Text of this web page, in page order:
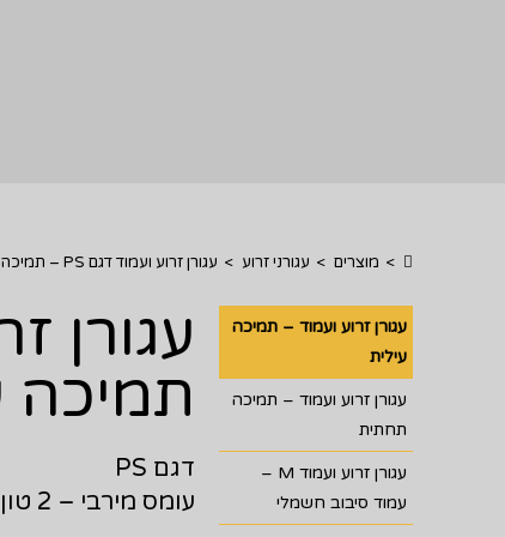
> מוצרים > עגורני זרוע > עגורן זרוע ועמוד דגם PS – תמיכה עילית
עגורן זרוע ועמוד – תמיכה
עילית
עגורן זרוע ועמוד – תמיכה
תחתית
עגורן זרוע ועמוד M –
עמוד סיבוב חשמלי
עגורן
תמיכה
דגם PS
עומס מירבי – 2 טון, אורך זרוע מקסימלי 6 מטר